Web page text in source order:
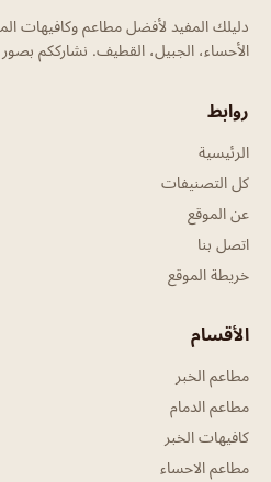
دليلك المفيد لأفضل مطاعم وكافيهات
الأحساء، الجبيل، القطيف. نشارككم
روابط
الرئيسية
كل التصنيفات
عن الموقع
اتصل بنا
خريطة الموقع
الأقسام
مطاعم الخبر
مطاعم الدمام
كافيهات الخبر
مطاعم الاحساء